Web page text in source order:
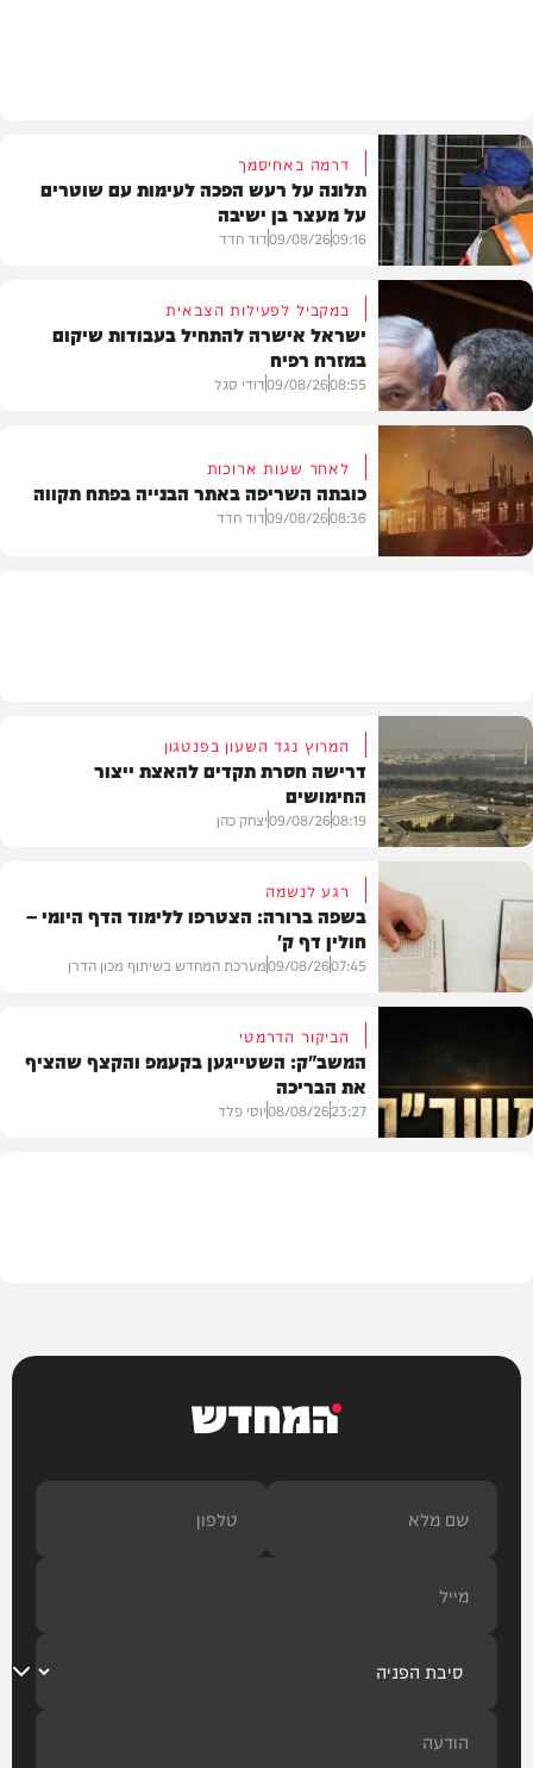
חרדים
דרמה באחיסמך
תלונה על רעש הפכה לעימות עם שוטרים
על מעצר בן ישיבה
09:16
09/08/26דוד חדד
חדשות
במקביל לפעילות הצבאית
ישראל אישרה להתחיל בעבודות שיקום
במזרח רפיח
08:55
09/08/26דודי סגל
לאחר שעות ארוכות
כובתה השריפה באתר הבנייה בפתח תקווה
08:36
09/08/26דוד חדד
חדשות
המרוץ נגד השעון בפנטגון
דרישה חסרת תקדים להאצת ייצור
החימושים
08:19
09/08/26יצחק כהן
בית המדרש
רגע לנשמה
בשפה ברורה: הצטרפו ללימוד הדף היומי –
חולין דף ק'
07:45
09/08/26מערכת המחדש בשיתוף מכון הדרן
הביקור הדרמטי
המשב"ק: השטייגען בקעמפ והקצף שהציף
את הבריכה
23:27
08/08/26יוסי פלד
המחדש